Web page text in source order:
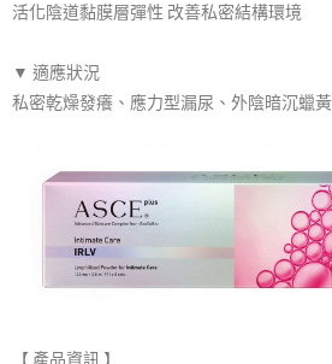
活化陰道黏膜層彈性 改善私密結構環境
▼ 適應狀況
私密乾燥發癢、應力型漏尿、外陰暗沉蠟
【 產品資訊 】